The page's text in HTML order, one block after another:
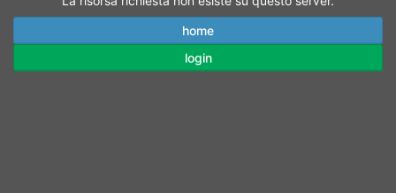
home
login